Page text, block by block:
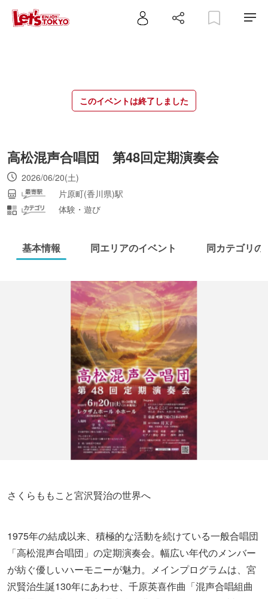
このイベントは終了しました
高松混声合唱団 第48回定期演奏会
2026/06/20(土)
片原町(香川県)駅
体験・遊び
基本情報 同エリアのイベント 同カテゴリの
さくらももこと宮沢賢治の世界へ
1975年の結成以来、積極的な活動を続けている一般合唱団
「高松混声合唱団」の定期演奏会。幅広い年代のメンバー
が紡ぐ優しいハーモニーが魅力。メインプログラムは、宮
沢賢治生誕130年にあわせ、千原英喜作曲「混声合唱組曲